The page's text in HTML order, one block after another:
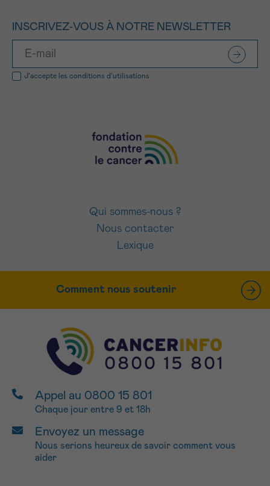
INSCRIVEZ-VOUS À NOTRE NEWSLETTER
J’accepte les conditions d’utilisations
Qui sommes-nous ?
Nous contacter
Lexique
Comment nous soutenir
Appel au 0800 15 801
Chaque jour entre 9 et 18h
Envoyez un message
Nous serions heureux de savoir comment vous
aider